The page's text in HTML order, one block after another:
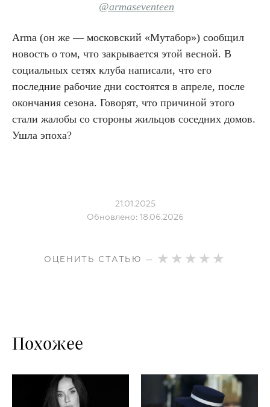
@armaseventeen
Arma (он же — московский «Мутабор») сообщил
новость о том, что закрывается этой весной. В
социальных сетях клуба написали, что его
последние рабочие дни состоятся в апреле, после
окончания сезона. Говорят, что причиной этого
стали жалобы со стороны жильцов соседних домов.
Ушла эпоха?
21.01.2025
Обновлено: 18.06.2026
ОЦЕНИТЬ СТАТЬЮ —
Похожее